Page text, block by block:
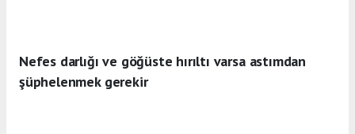
Nefes darlığı ve göğüste hırıltı varsa astımdan
şüphelenmek gerekir